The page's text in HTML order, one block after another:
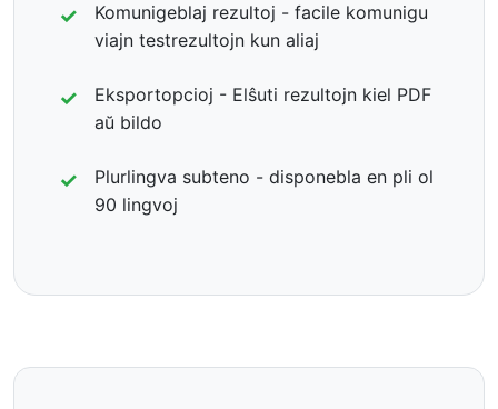
Komunigeblaj rezultoj - facile komunigu
viajn testrezultojn kun aliaj
Eksportopcioj - Elŝuti rezultojn kiel PDF
aŭ bildo
Plurlingva subteno - disponebla en pli ol
90 lingvoj